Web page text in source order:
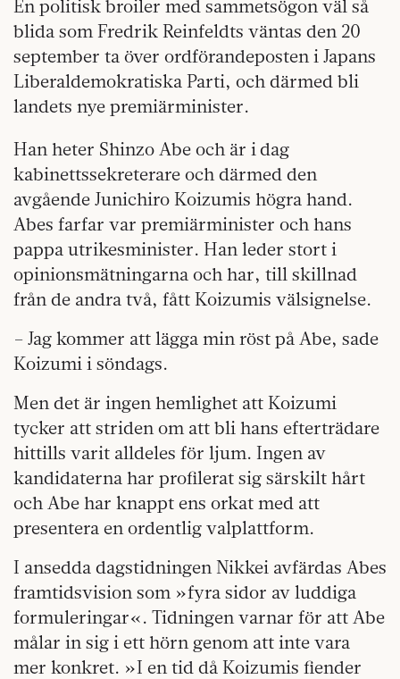
En politisk broiler med sammets­ögon väl så
blida som Fredrik Reinfeldts väntas den 20
september ta över ordförandeposten i Japans
Liberaldemokratiska Parti, och därmed bli
landets nye premiärminister.
Han heter Shinzo Abe och är i dag
kabinettssekreterare och därmed den
avgående Junichiro Koizumis högra hand.
Abes farfar var premiärminister och hans
pappa utrikesminister. Han leder stort i
opinionsmätningarna och har, till skillnad
från de andra två, fått Koizumis välsignelse.
– Jag kommer att lägga min röst på Abe, sade
Koizumi i söndags.
Men det är ingen hemlighet att Koizumi
tycker att striden om att bli hans efterträdare
hittills varit alldeles för ljum. Ingen av
kandidaterna har profilerat sig särskilt hårt
och Abe har knappt ens orkat med att
presentera en ordentlig valplattform.
I ansedda dagstidningen Nikkei avfärdas Abes
framtidsvision som »fyra sidor av luddiga
formuleringar«. Tidningen varnar för att Abe
målar in sig i ett hörn genom att inte vara
mer konkret. »I en tid då Koizumis fiender